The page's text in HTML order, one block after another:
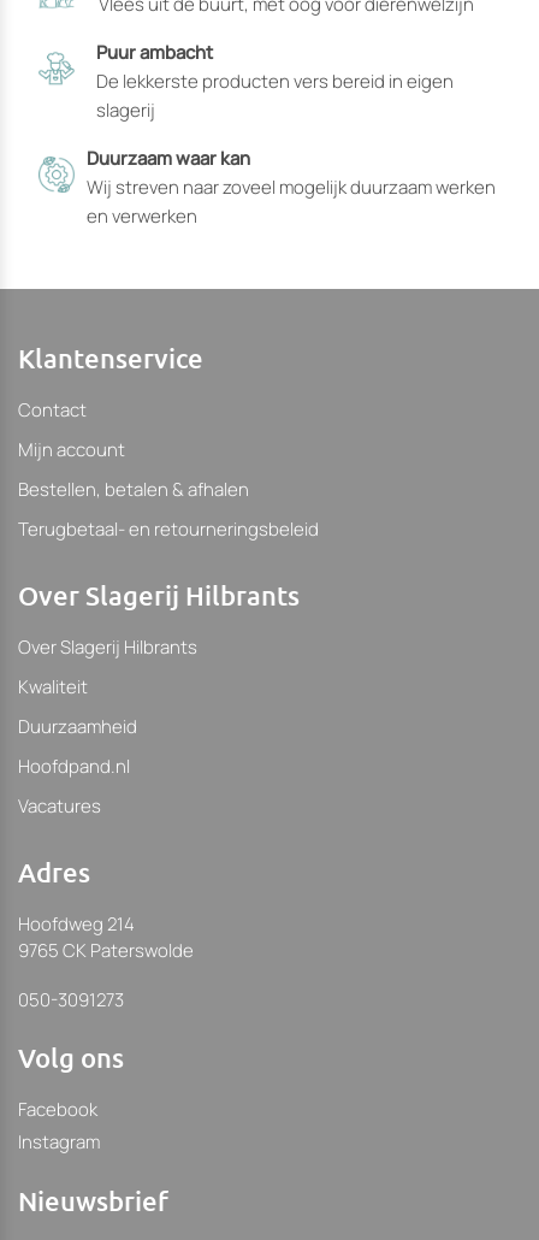
de
productpagina
gekozen
de
kunnen
Puur ambacht
De lekkerste producten vers bereid in eigen
slagerij
Duurzaam waar kan
Wij streven naar zoveel mogelijk duurzaam werken
en verwerken
Klantenservice
Contact
Mijn account
Bestellen, betalen & afhalen
Terugbetaal- en retourneringsbeleid
Over Slagerij Hilbrants
Over Slagerij Hilbrants
Kwaliteit
Duurzaamheid
Hoofdpand.nl
Vacatures
Adres
Hoofdweg 214
9765 CK Paterswolde
050-3091273
Volg ons
Facebook
Instagram
Nieuwsbrief